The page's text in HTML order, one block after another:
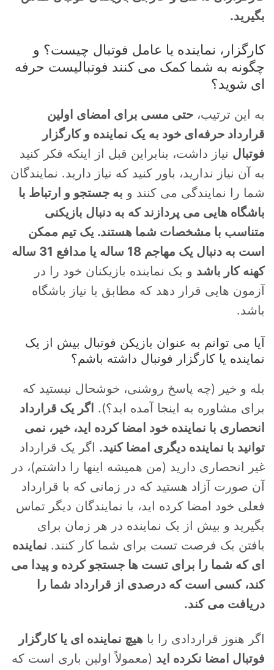
بگیرید.
کارگزار، نماینده یا عامل فوتبال چیست؟ و
چگونه به شما کمک می کنند فوتبالیست حرفه
ای شوید؟
به این ترتیب،حتی مسی برای امضای اولین
قرارداد حرفه‌ای خود به یک نماینده و کارگزار
فوتبال نیاز داشت، بنابراین قبل از اینکه فکر کنید
به آن نیاز ندارید، باور کنید که نیاز دارید. نمایندگان
شما را نمایندگی می کنند و به جستجو و ارتباط با
باشگاه هایی می پردازند که به دنبال بازیکنی
متناسب با مشخصات شما هستند. یک تیم ممکن
است به دنبال یک مهاجم 18 ساله یا مدافع 31 ساله
کهنه کار باشد و یک نماینده بازیکنان خود را در
آزمون هایی قرار دهد که مطابق با نیاز باشگاه
باشد.
آیا می توانم به عنوان بازیکن فوتبال بیش از یک
نماینده یا کارگزار فوتبال داشته باشم؟
بله و خیر (چه پاسخ روشنی، خوشحال نیستید که
برای مشاوره به اینجا آمده اید؟). اگر یک قرارداد
انحصاری با نماینده خود امضا کرده اید، خیر، نمی
توانید با نماینده دیگری امضا کنید. اگر یک قرارداد
غیر انحصاری دارید (من همیشه اینها را داشتم)، در
آن صورت آزاد هستید که در زمانی که با قرارداد
فعلی خود امضا کرده اید، با نمایندگان دیگر تماس
بگیرید و بیش از یک نماینده در هر زمان برای
یافتن یک فرصت تست برای شما کار کنند. نماینده
ای که شما را برای تست ها جستجو کرده و پیدا می
کند، کسی است که درصدی از قرارداد شما را
دریافت می کند.
اگر هنوز قراردادی را با هیچ نماینده ای یا کارگزار
فوتبال امضا نکرده اید (معمولاً اولین باری است که